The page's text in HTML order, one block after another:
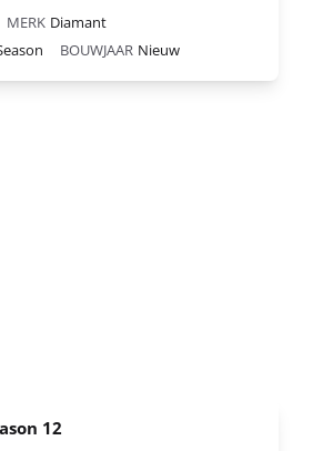
MERK Diamant
BOUWJAAR Nieuw
12